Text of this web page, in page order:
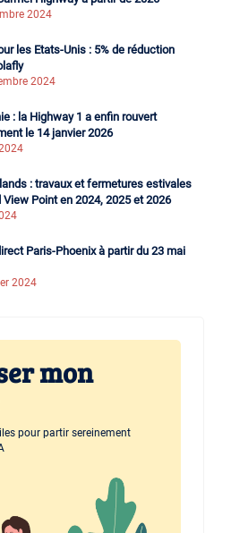
2024
les Etats-Unis : 5% de réduction
2024
: la Highway 1 a enfin rouvert
le 14 janvier 2026
: travaux et fermetures estivales
View Point en 2024, 2025 et 2026
Paris-Phoenix à partir du 23 mai
2024
mon
pour partir sereinement